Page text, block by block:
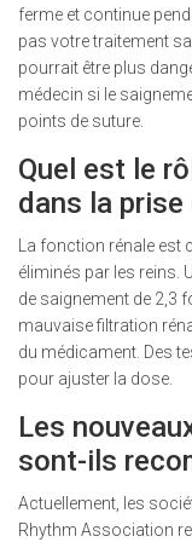
ferme et continue
pas votre traitement
pourrait être plus
médecin si le
points de suture.
Quel est le
dans la prise
La fonction rénale est
éliminés par les reins.
de saignement de 2,3
mauvaise filtration
du médicament. Des
pour ajuster la dose.
Les
sont-ils
Actuellement, les
Rhythm Association